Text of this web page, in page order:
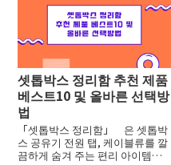
셋톱박스 정리함 추천 제품
베스트10 및 올바른 선택방
법
「셋톱박스 정리함」 은 셋톱박
스 공유기 전원 탭, 케이블류를 깔
끔하게 숨겨 주는 편리 아이템입